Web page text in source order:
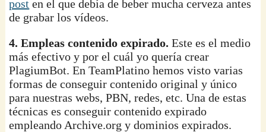
post en el que debía de beber mucha cerveza antes
de grabar los vídeos.
4. Empleas contenido expirado. Este es el medio
más efectivo y por el cuál yo quería crear
PlagiumBot. En TeamPlatino hemos visto varias
formas de conseguir contenido original y único
para nuestras webs, PBN, redes, etc. Una de estas
técnicas es conseguir contenido expirado
empleando Archive.org y dominios expirados.